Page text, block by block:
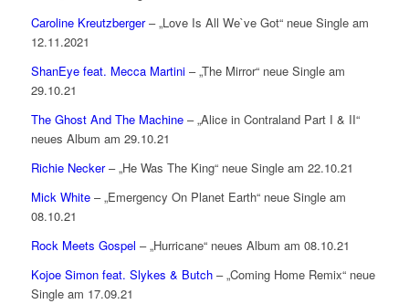
Caroline Kreutzberger– „Love Is All We`ve Got“ neue Single am
12.11.2021
ShanEye feat. Mecca Martini– „The Mirror“ neue Single am
29.10.21
The Ghost And The Machine– „Alice in Contraland Part I & II“
neues Album am 29.10.21
Richie Necker– „He Was The King“ neue Single am 22.10.21
Mick White– „Emergency On Planet Earth“ neue Single am
08.10.21
Rock Meets Gospel – „Hurricane“ neues Album am 08.10.21
Kojoe Simon feat. Slykes & Butch– „Coming Home Remix“ neue
Single am 17.09.21